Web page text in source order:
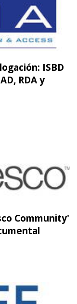
ISBD
RDA y
Community'
a